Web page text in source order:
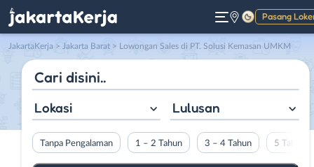
Pasang
Gelap
JakartaKerja > Jakarta Barat > Lowongan Sales di PT. Solusi Kemasan UMKM
Lokasi Lulusan
Tanpa Pengalaman 1 – 2 Tahun 3 – 4 Tahun 5 Tahun